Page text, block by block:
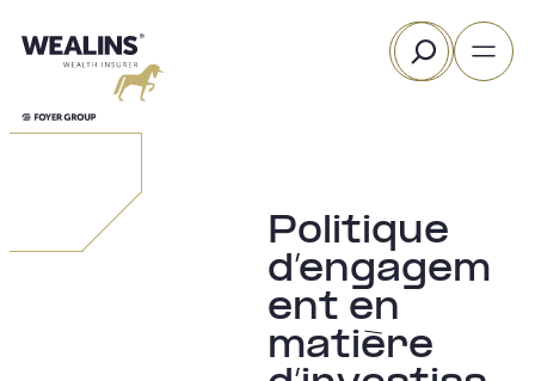
au
Rechercher
Politique
d’engagem
ent en
matière